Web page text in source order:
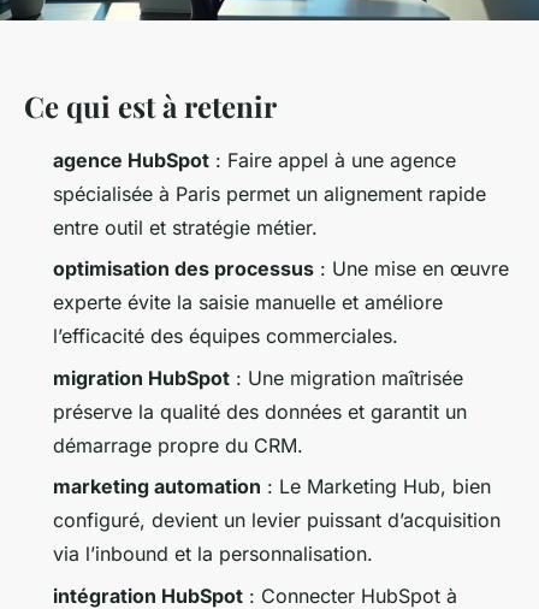
Ce qui est à retenir
agence HubSpot : Faire appel à une agence
spécialisée à Paris permet un alignement rapide
entre outil et stratégie métier.
optimisation des processus : Une mise en œuvre
experte évite la saisie manuelle et améliore
l’efficacité des équipes commerciales.
migration HubSpot : Une migration maîtrisée
préserve la qualité des données et garantit un
démarrage propre du CRM.
marketing automation : Le Marketing Hub, bien
configuré, devient un levier puissant d’acquisition
via l’inbound et la personnalisation.
intégration HubSpot : Connecter HubSpot à